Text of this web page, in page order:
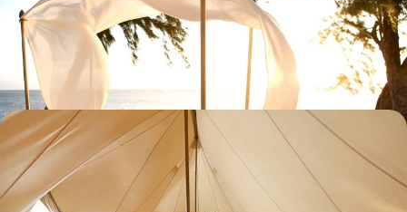
Pour une lune de miel ou un grand voyage à deux, une romance
itinérante à La Réunion et régénératrice à Maurice
13 jours, de 4800 à 6600 €
En tête-à-tête à Oman - Hôtels à part et nuits dans
le désert
En trois temps, découvrir toute la diversité des paysages omanais, de la
capitale aux montagnes